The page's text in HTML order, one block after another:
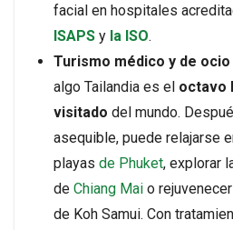
facial en hospitales
ISAPS y la ISO.
Turismo médico y de
algo Tailandia es el octavo
visitado del mundo.
asequible, puede relajarse
playas de Phuket, explorar
de Chiang Mai o
de Koh Samui. Con